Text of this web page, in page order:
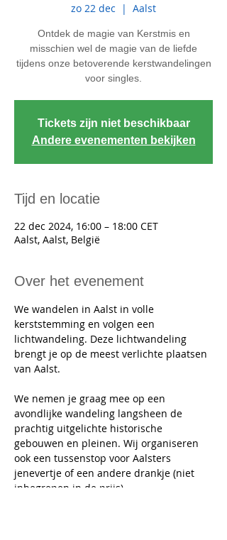
zo 22 dec
  |
Aalst
Ontdek de magie van Kerstmis en
misschien wel de magie van de liefde
tijdens onze betoverende kerstwandelingen
voor singles.
Tickets zijn niet beschikbaar
Andere evenementen bekijken
Tijd en locatie
22 dec 2024, 16:00 – 18:00 CET
Aalst, Aalst, België
Over het evenement
We wandelen in Aalst in volle
kerststemming en volgen een
lichtwandeling. Deze lichtwandeling
brengt je op de meest verlichte plaatsen
van Aalst.
We nemen je graag mee op een
avondlijke wandeling langsheen de
prachtig uitgelichte historische
gebouwen en pleinen. Wij organiseren
ook een tussenstop voor Aalsters
jenevertje of een andere drankje (niet
inbegrepen in de prijs).